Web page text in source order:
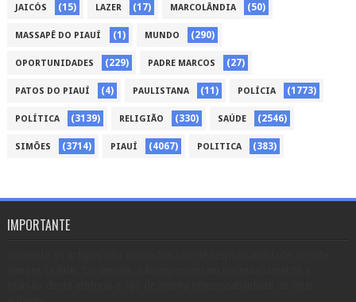
JAICÓS (15) LAZER (17) MARCOLÂNDIA (50)
MASSAPÊ DO PIAUÍ (1) MUNDO (290)
OPORTUNIDADES (229) PADRE MARCOS (27)
PATOS DO PIAUÍ (4) PAULISTANA (11) POLÍCIA (1773)
POLÍTICA (3139) RELIGIÃO (330) SAÚDE (2546)
SIMÕES (3714) PIAUÍ (4067) POLITICA (383)
IMPORTANTE